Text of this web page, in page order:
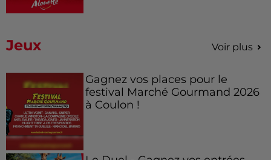
Jeux Voir plus
Gagnez vos places pour le
festival Marché Gourmand 2026
à Coulon !